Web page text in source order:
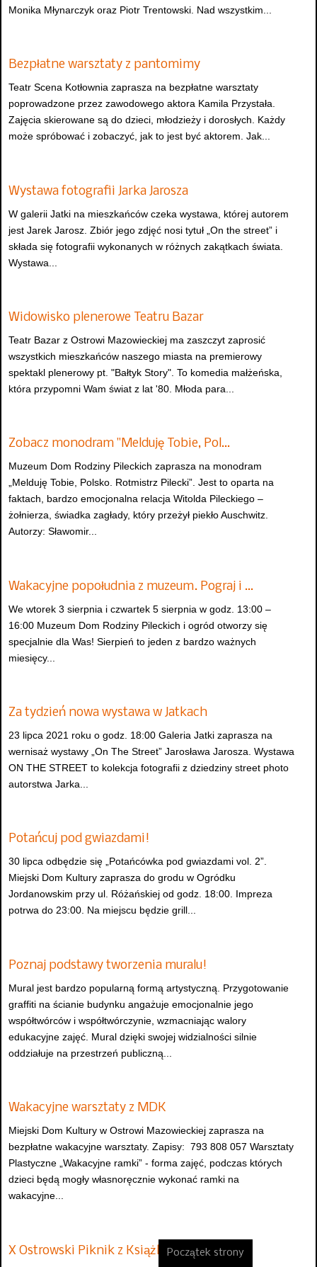
Monika Młynarczyk oraz Piotr Trentowski. Nad wszystkim...
Bezpłatne warsztaty z pantomimy
Teatr Scena Kotłownia zaprasza na bezpłatne warsztaty
poprowadzone przez zawodowego aktora Kamila Przystała.
Zajęcia skierowane są do dzieci, młodzieży i dorosłych. Każdy
może spróbować i zobaczyć, jak to jest być aktorem. Jak...
Wystawa fotografii Jarka Jarosza
W galerii Jatki na mieszkańców czeka wystawa, której autorem
jest Jarek Jarosz. Zbiór jego zdjęć nosi tytuł „On the street” i
składa się fotografii wykonanych w różnych zakątkach świata.
Wystawa...
Widowisko plenerowe Teatru Bazar
Teatr Bazar z Ostrowi Mazowieckiej ma zaszczyt zaprosić
wszystkich mieszkańców naszego miasta na premierowy
spektakl plenerowy pt. "Bałtyk Story". To komedia małżeńska,
która przypomni Wam świat z lat '80. Młoda para...
Zobacz monodram "Melduję Tobie, Pol…
Muzeum Dom Rodziny Pileckich zaprasza na monodram
„Melduję Tobie, Polsko. Rotmistrz Pilecki”. Jest to oparta na
faktach, bardzo emocjonalna relacja Witolda Pileckiego –
żołnierza, świadka zagłady, który przeżył piekło Auschwitz.
Autorzy: Sławomir...
Wakacyjne popołudnia z muzeum. Pograj i …
We wtorek 3 sierpnia i czwartek 5 sierpnia w godz. 13:00 –
16:00 Muzeum Dom Rodziny Pileckich i ogród otworzy się
specjalnie dla Was! Sierpień to jeden z bardzo ważnych
miesięcy...
Za tydzień nowa wystawa w Jatkach
23 lipca 2021 roku o godz. 18:00 Galeria Jatki zaprasza na
wernisaż wystawy „On The Street” Jarosława Jarosza. Wystawa
ON THE STREET to kolekcja fotografii z dziedziny street photo
autorstwa Jarka...
Potańcuj pod gwiazdami!
30 lipca odbędzie się „Potańcówka pod gwiazdami vol. 2”.
Miejski Dom Kultury zaprasza do grodu w Ogródku
Jordanowskim przy ul. Różańskiej od godz. 18:00. Impreza
potrwa do 23:00. Na miejscu będzie grill...
Poznaj podstawy tworzenia muralu!
Mural jest bardzo popularną formą artystyczną. Przygotowanie
graffiti na ścianie budynku angażuje emocjonalnie jego
współtwórców i współtwórczynie, wzmacniając walory
edukacyjne zajęć. Mural dzięki swojej widzialności silnie
oddziałuje na przestrzeń publiczną...
Wakacyjne warsztaty z MDK
Miejski Dom Kultury w Ostrowi Mazowieckiej zaprasza na
bezpłatne wakacyjne warsztaty. Zapisy: 793 808 057 Warsztaty
Plastyczne „Wakacyjne ramki” - forma zajęć, podczas których
dzieci będą mogły własnoręcznie wykonać ramki na
wakacyjne...
X Ostrowski Piknik z KsiążkąPoczątek strony